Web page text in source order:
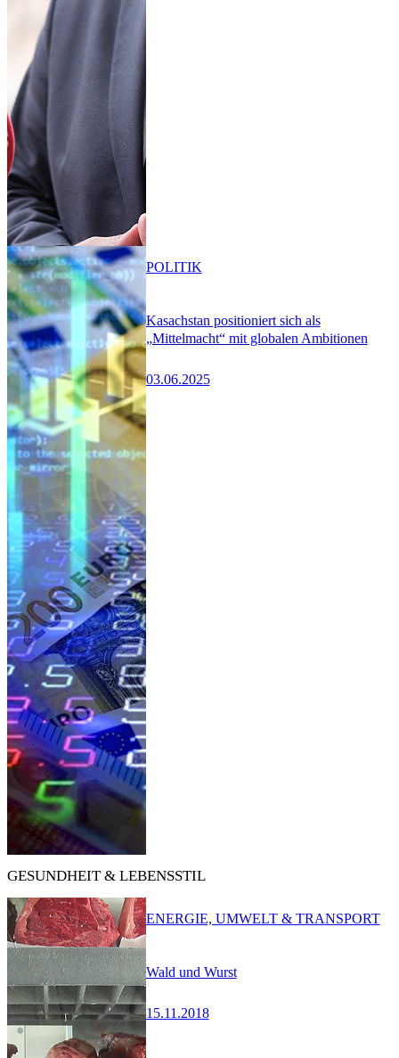
Kasachstan positioniert sich als
„Mittelmacht“ mit globalen Ambitionen
03.06.2025
POLITIK
GESUNDHEIT & LEBENSSTIL
Wald und Wurst
15.11.2018
ENERGIE, UMWELT & TRANSPORT